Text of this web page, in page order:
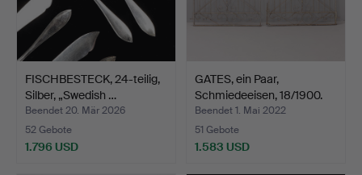
FISCHBESTECK, 24-teilig,
Silber, „Swedish …
Beendet 20. Mär 2026
52 Gebote
1.796 USD
GATES, ein Paar,
Schmiedeeisen, 18/1900.
Beendet 1. Mai 2022
51 Gebote
1.583 USD